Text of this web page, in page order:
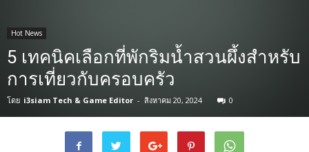
Hot News
5 เทคนิคเลือกที่พักริมน้ำสวนผึ้งสำหรับ
การเที่ยวกับครอบครัว
โดย i3siam Tech & Game Editor - สิงหาคม 20, 2024 0